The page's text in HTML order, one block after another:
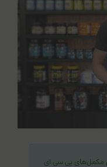
مکمل‌‌های بی سی ای